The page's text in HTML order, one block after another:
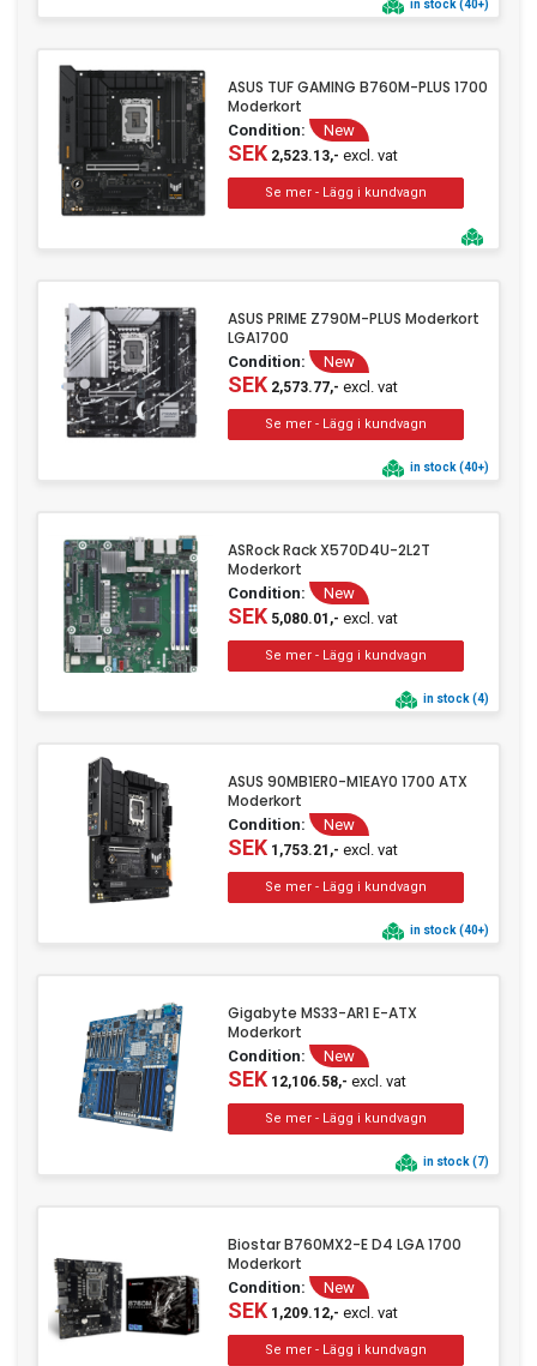
in stock (40+)
ASUS TUF GAMING B760M-PLUS 1700
Moderkort
Condition: New
SEK2,523.13,- excl. vat
ASUS PRIME Z790M-PLUS Moderkort
LGA1700
Condition: New
SEK2,573.77,- excl. vat
in stock (40+)
ASRock Rack X570D4U-2L2T
Moderkort
Condition: New
SEK5,080.01,- excl. vat
in stock (4)
ASUS 90MB1ER0-M1EAY0 1700 ATX
Moderkort
Condition: New
SEK1,753.21,- excl. vat
in stock (40+)
Gigabyte MS33-AR1 E-ATX
Moderkort
Condition: New
SEK12,106.58,- excl. vat
in stock (7)
Biostar B760MX2-E D4 LGA 1700
Moderkort
Condition: New
SEK1,209.12,- excl. vat